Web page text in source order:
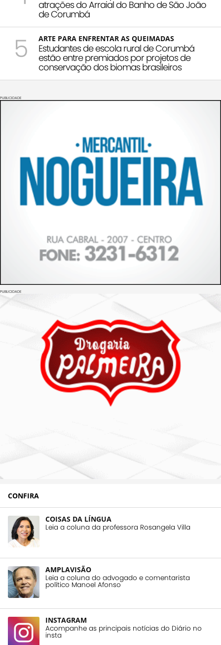
atrações do Arraial do Banho de São João
de Corumbá
5 ARTE PARA ENFRENTAR AS QUEIMADAS
Estudantes de escola rural de Corumbá
estão entre premiados por projetos de
conservação dos biomas brasileiros
PUBLICIDADE
PUBLICIDADE
CONFIRA
COISAS DA LÍNGUA
Leia a coluna da professora Rosangela Villa
AMPLAVISÃO
Leia a coluna do advogado e comentarista
político Manoel Afonso
INSTAGRAM
Acompanhe as principais notícias do Diário no
insta